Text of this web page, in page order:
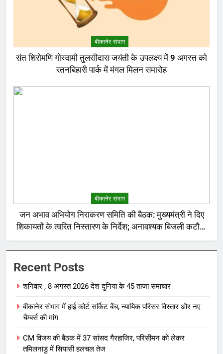
बीकानेर संभाग
संत शिरोमणि गोस्वामी तुलसीदास जयंती के उपलक्ष्य में 9 अगस्त को
रतनबिहारी पार्क में मंगल मिलन समारोह
बीकानेर संभाग
जन अभाव अभियोग निराकरण समिति की बैठक: मुख्यमंत्री ने दिए
शिकायतों के त्वरित निस्तारण के निर्देश; अनावश्यक बिजली कटौती
पर सख्त रुख
Recent Posts
शनिवार , 8 अगस्त 2026 देश दुनिया के 45 ताजा समाचार
बीकानेर संभाग में हाई कोर्ट सर्किट बेंच, न्यायिक परिसर विस्तार और नए
चैम्बर्स की मांग
CM विजय की बैठक में 37 सांसद गैरहाजिर, परिसीमन को लेकर
तमिलनाडु में सियासी हलचल तेज